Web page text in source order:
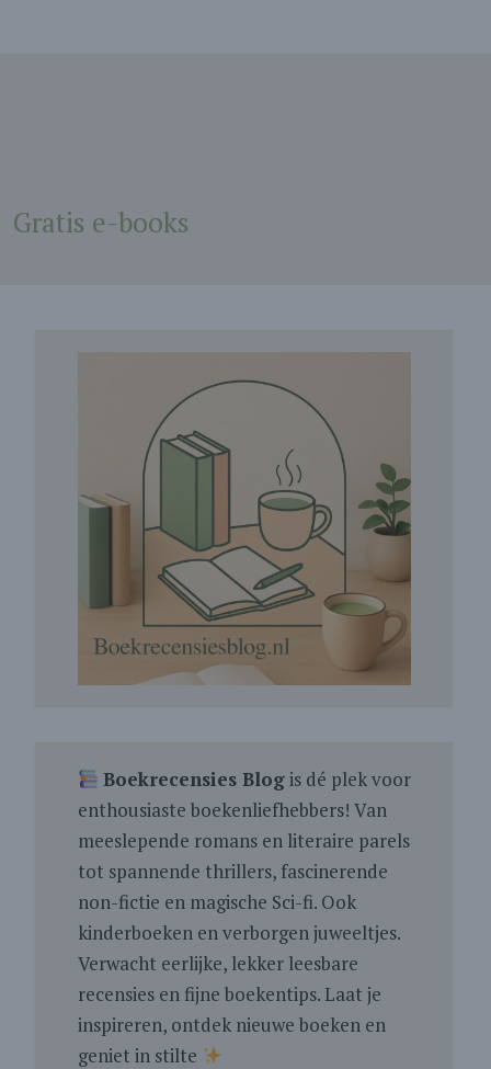
Gratis e-books
Boekrecensies Blogis dé plek voor
enthousiaste boekenliefhebbers! Van
meeslepende romans en literaire parels
tot spannende thrillers, fascinerende
non-fictie en magische Sci-fi. Ook
kinderboeken en verborgen juweeltjes.
Verwacht eerlijke, lekker leesbare
recensies en fijne boekentips. Laat je
inspireren, ontdek nieuwe boeken en
geniet in stilte